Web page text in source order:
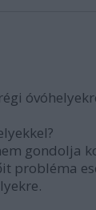
gondolja
probléma